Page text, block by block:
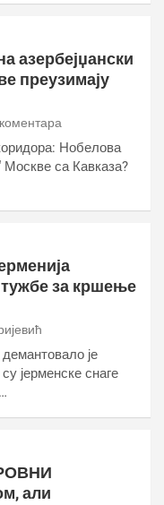
азербејџански
преузимају
Нобелова
Москве са Кавказа?
за кршење
је
јерменске снаге
али